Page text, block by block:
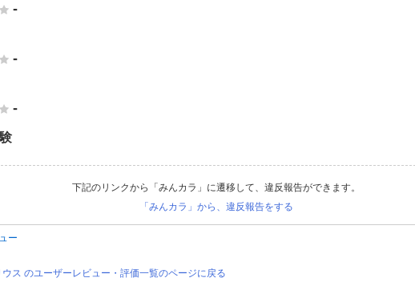
-
-
-
下記のリンクから「みんカラ」に遷移して、違反報告ができます。
「みんカラ」から、違反報告をする
ー
ウス のユーザーレビュー・評価一覧のページに戻る